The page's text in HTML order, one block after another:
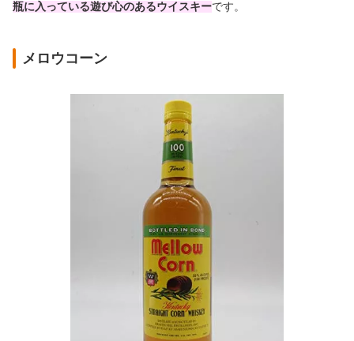
瓶に入っている遊び心のあるウイスキーです。
メロウコーン